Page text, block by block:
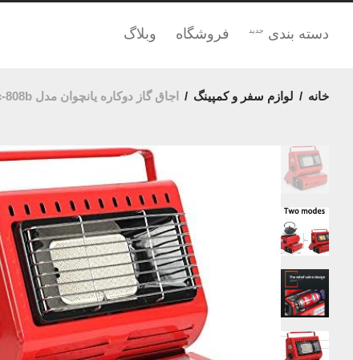
دسته بندی جدید فروشگاه وبلاگ
خانه / لوازم سفر و کمپینگ / اجاق گاز دوکاره یانچوان مدل YANCHUAN Portable Gas Heater yc-808b